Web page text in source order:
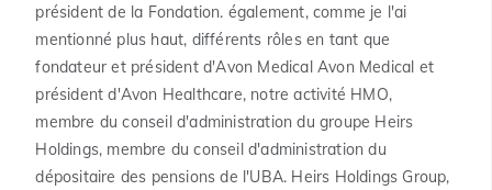
président de la Fondation. également, comme je l'ai
mentionné plus haut, différents rôles en tant que
fondateur et président d'Avon Medical Avon Medical et
président d'Avon Healthcare, notre activité HMO,
membre du conseil d'administration du groupe Heirs
Holdings, membre du conseil d'administration du
dépositaire des pensions de l'UBA. Heirs Holdings Group,